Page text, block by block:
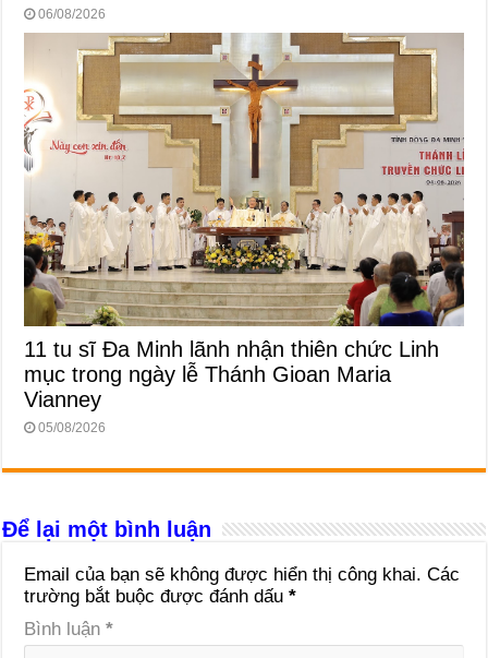
06/08/2026
11 tu sĩ Đa Minh lãnh nhận thiên chức Linh
mục trong ngày lễ Thánh Gioan Maria
Vianney
05/08/2026
Để lại một bình luận
Email của bạn sẽ không được hiển thị công khai. Các
trường bắt buộc được đánh dấu*
Bình luận*